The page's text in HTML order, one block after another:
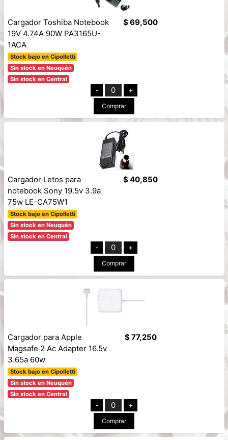
Cargador Toshiba Notebook
19V 4.74A 90W PA3165U-
1ACA
Stock bajo en Cipolletti
Sin stock en Neuquén
Sin stock en Central
$ 69,500
- 0 +
Comprar
Cargador Letos para
notebook Sony 19.5v 3.9a
75w LE-CA75W1
Stock bajo en Cipolletti
Sin stock en Neuquén
Sin stock en Central
$ 40,850
- 0 +
Comprar
Cargador para Apple
Magsafe 2 Ac Adapter 16.5v
3.65a 60w
Stock bajo en Cipolletti
Sin stock en Neuquén
Sin stock en Central
$ 77,250
- 0 +
Comprar